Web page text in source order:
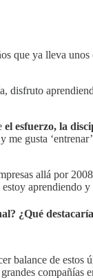
que ya lleva
disfruto
el esfuerzo, la
me gusta
allá por
aprendiendo
¿Qué
balance de
compañías